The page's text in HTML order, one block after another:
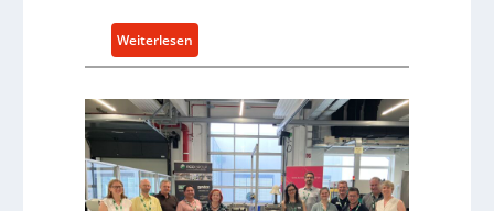
e
b
0
-
P
a
t
t
f
o
Weiterlesen:
S
a
r
P
a